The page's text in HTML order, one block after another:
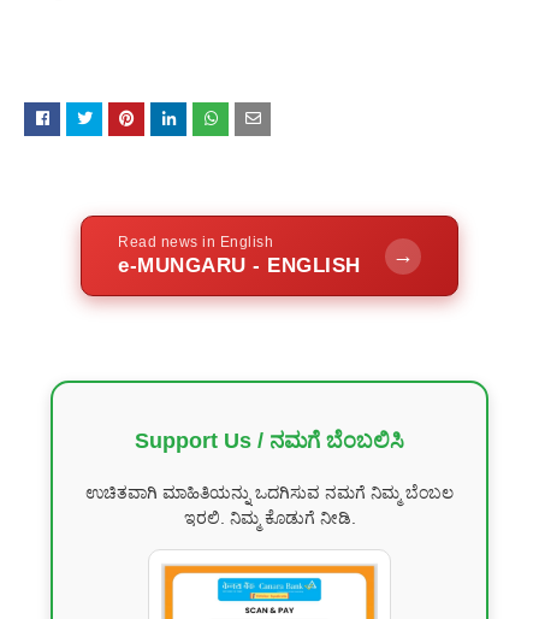
Read news in English
e-MUNGARU - ENGLISH →
Support Us / ನಮಗೆ ಬೆಂಬಲಿಸಿ
ಉಚಿತವಾಗಿ ಮಾಹಿತಿಯನ್ನು ಒದಗಿಸುವ ನಮಗೆ ನಿಮ್ಮ ಬೆಂಬಲ
ಇರಲಿ. ನಿಮ್ಮ ಕೊಡುಗೆ ನೀಡಿ.